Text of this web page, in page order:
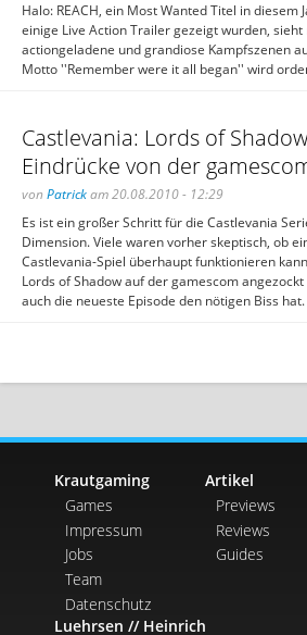
Halo: REACH, ein Most Wanted Titel in diesem
einige Live Action Trailer gezeigt wurden,
actiongeladene und grandiose Kampfszenen
Motto ''Remember were it all began'' wird
Castlevania: Lords of
Eindrücke von der
von Patrickam 20.08.2010 - 12:29
Es ist ein großer Schritt für die Castlevania
Dimension. Viele waren vorher skeptisch, ob
Castlevania-Spiel überhaupt funktionieren
Lords of Shadow auf der gamescom
auch die neueste Episode den nötigen Biss hat.
Krautgaming
Games
Impressum
Jobs
Team
Datenschutz
Artikel
Previews
Reviews
Guides
Luehrsen // Heinrich